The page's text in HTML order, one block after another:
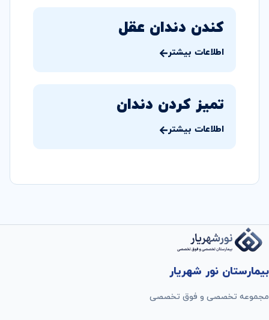
کندن دندان عقل
اطلاعات بیشتر
تمیز کردن دندان
اطلاعات بیشتر
بیمارستان نور شهریار
مجموعه تخصصی و فوق تخصصی